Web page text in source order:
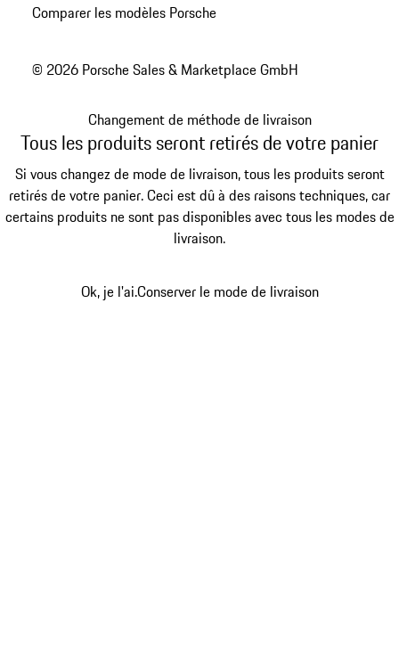
Comparer les modèles Porsche
© 2026 Porsche Sales & Marketplace GmbH
Changement de méthode de livraison
Tous les produits seront retirés de votre panier
Si vous changez de mode de livraison, tous les produits seront
retirés de votre panier. Ceci est dû à des raisons techniques, car
certains produits ne sont pas disponibles avec tous les modes de
livraison.
Ok, je l'ai.Conserver le mode de livraison